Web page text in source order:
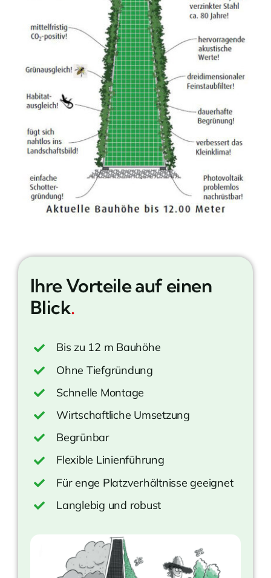
Ihre Vorteile auf einen
Blick.
Bis zu 12 m Bauhöhe
Ohne Tiefgründung
Schnelle Montage
Wirtschaftliche Umsetzung
Begrünbar
Flexible Linienführung
Für enge Platzverhältnisse geeignet
Langlebig und robust